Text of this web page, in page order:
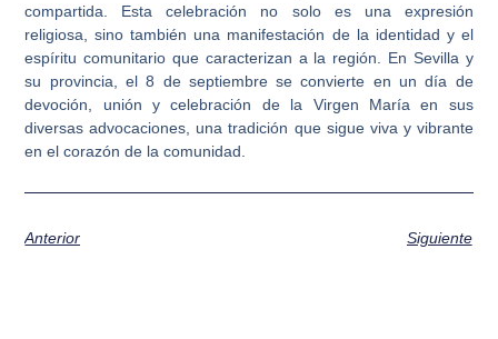
compartida. Esta celebración no solo es una expresión
religiosa, sino también una manifestación de la identidad y el
espíritu comunitario que caracterizan a la región. En Sevilla y
su provincia, el 8 de septiembre se convierte en un día de
devoción, unión y celebración de la Virgen María en sus
diversas advocaciones, una tradición que sigue viva y vibrante
en el corazón de la comunidad.
Anterior Siguiente